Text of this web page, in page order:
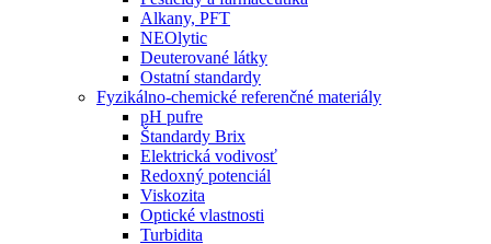
Alkany, PFT
NEOlytic
Deuterované látky
Ostatní standardy
Fyzikálno-chemické referenčné materiály
pH pufre
Štandardy Brix
Elektrická vodivosť
Redoxný potenciál
Viskozita
Optické vlastnosti
Turbidita